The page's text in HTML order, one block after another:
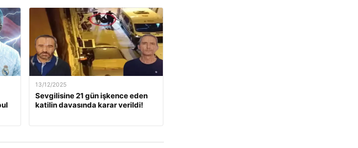
13/12/2025
Sevgilisine 21 gün işkence eden
katilin davasında karar verildi!